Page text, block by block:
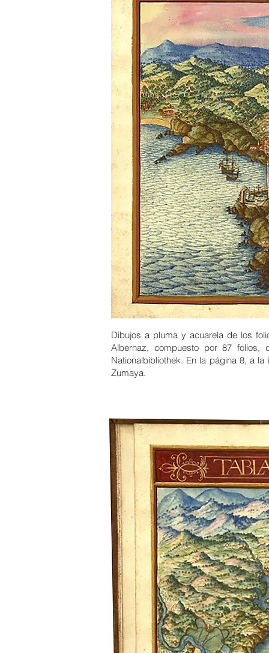
Dibujos a pluma y acuarela de los
Albernaz, compuesto por 87 folios,
Nationalbibliothek. En la página 8, a
Zumaya.